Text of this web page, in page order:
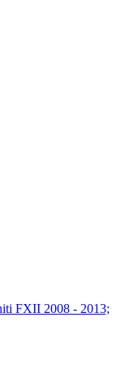
FXII 2008 - 2013;